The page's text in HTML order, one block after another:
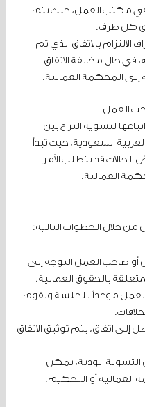
في مكتب العمل، حيث يتم
كل طرف.
الالتزام بالاتفاق الذي تم
في حال مخالفة الاتفاق
المحكمة العمالية.
العمل
لتسوية النزاع بين
السعودية، حيث تبدأ
قد يتطلب الأمر
العمالية.
خلال الخطوات التالية:
أو صاحب العمل التوجه إلى
بالحقوق العمالية.
موعداً للجلسة ويقوم
إلى اتفاق، يتم توثيق الاتفاق
الودية، يمكن
أو التحكيم.